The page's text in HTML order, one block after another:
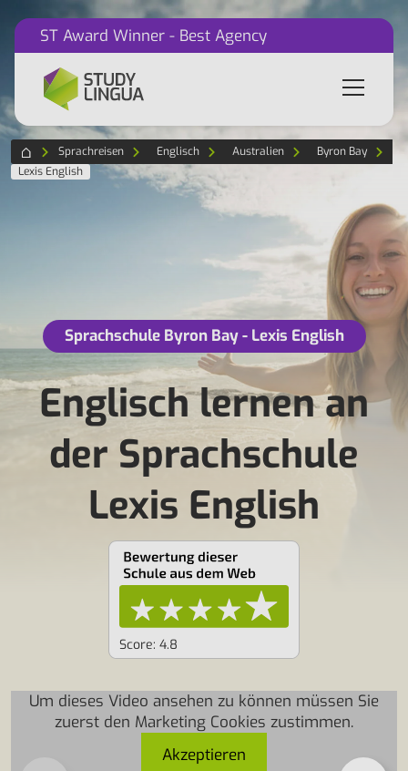
ST Award Winner - Best Agency
Sprachreisen Englisch Australien
Byron Bay
Lexis English
Sprachschule Byron Bay - Lexis English
Englisch lernen an
der Sprachschule
Lexis English
Score: 4.8
Um dieses Video ansehen zu können müssen Sie
zuerst den Marketing Cookies zustimmen.
Akzeptieren